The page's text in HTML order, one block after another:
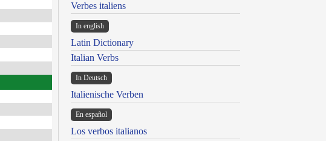
Verbes italiens
In english
Latin Dictionary
Italian Verbs
In Deutsch
Italienische Verben
En español
Los verbos italianos